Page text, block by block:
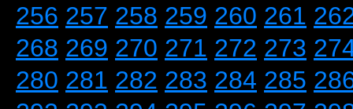
256 257 258 259 260 261
268 269 270 271 272 273
280 281 282 283 284 285